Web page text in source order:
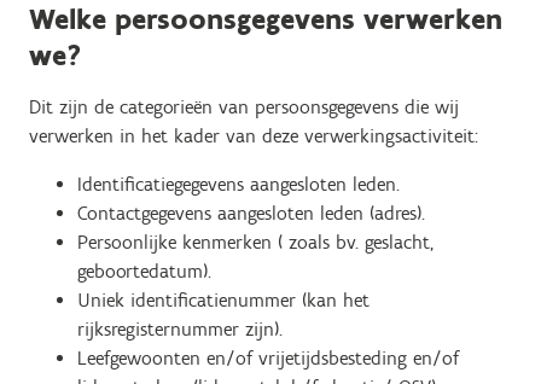
Welke persoonsgegevens verwerken
we?
Dit zijn de categorieën van persoonsgegevens die wij
verwerken in het kader van deze verwerkingsactiviteit:
Identificatiegegevens aangesloten leden.
Contactgegevens aangesloten leden (adres).
Persoonlijke kenmerken ( zoals bv. geslacht,
geboortedatum).
Uniek identificatienummer (kan het
rijksregisternummer zijn).
Leefgewoonten en/of vrijetijdsbesteding en/of